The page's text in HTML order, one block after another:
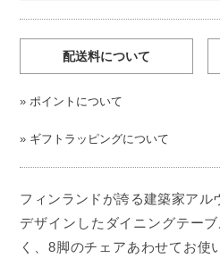
配送料について
» ポイントについて
» ギフトラッピングについて
フィンランドが誇る建築家アル
デザインしたダイニングテー
く、8脚のチェアあわせてお使